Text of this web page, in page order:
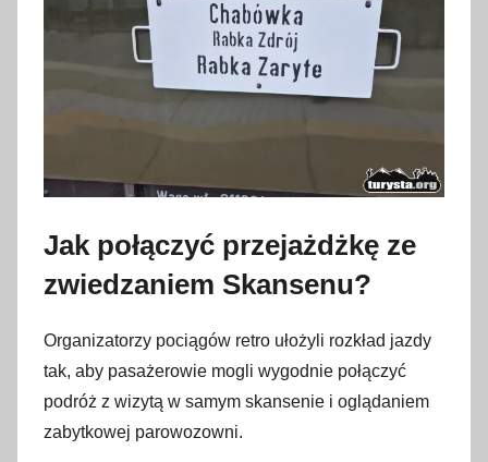
Jak połączyć przejażdżkę ze
zwiedzaniem Skansenu?
Organizatorzy pociągów retro ułożyli rozkład jazdy
tak, aby pasażerowie mogli wygodnie połączyć
podróż z wizytą w samym skansenie i oglądaniem
zabytkowej parowozowni.